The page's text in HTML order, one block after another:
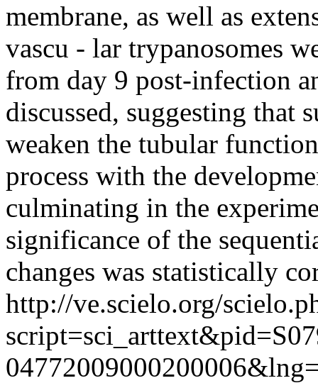
membrane, as well as
vascu - lar trypanosomes
from day 9 post-infection
discussed, suggesting that
weaken the tubular
process with the
culminating in the
significance of the
changes was statistically
http://ve.scielo.org/